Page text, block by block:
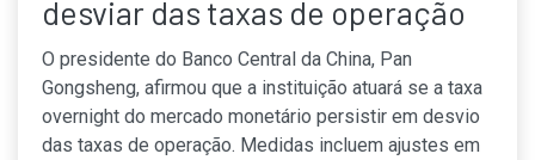
desviar das taxas de operação
O presidente do Banco Central da China, Pan
Gongsheng, afirmou que a instituição atuará se a taxa
overnight do mercado monetário persistir em desvio
das taxas de operação. Medidas incluem ajustes em